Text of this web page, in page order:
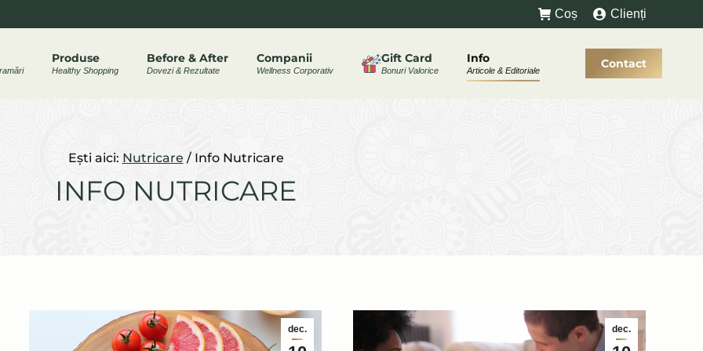
Coș Clienți
Produse
Healthy Shopping
Before & After
Dovezi & Rezultate
Companii
Wellness Corporativ
Gift Card
Bonuri Valorice
Info
Articole & Editoriale Contact
Ești aici: Nutricare / Info Nutricare
INFO NUTRICARE
dec. dec.